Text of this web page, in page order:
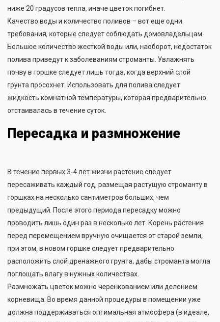
ниже 20 градусов тепла, иначе цветок погибнет.
Качество воды и количество поливов – вот еще одни
требования, которые следует соблюдать домовладельцам.
Большое количество жесткой воды или, наоборот, недостаток
полива приведут к заболеваниям строманты. Увлажнять
почву в горшке следует лишь тогда, когда верхний слой
грунта просохнет. Использовать для полива следует
жидкость комнатной температуры, которая предварительно
отстаивалась в течение суток.
Пересадка и размножение
В течение первых 3-4 лет жизни растение следует
пересаживать каждый год, размещая растущую строманту в
горшках на несколько сантиметров больших, чем
предыдущий. После этого периода пересадку можно
проводить лишь один раз в несколько лет. Корень растения
перед перемещением вручную очищается от старой земли,
при этом, в новом горшке следует предварительно
расположить слой дренажного грунта, дабы строманта могла
поглощать влагу в нужных количествах.
Размножать цветок можно черенкованием или делением
корневища. Во время данной процедуры в помещении уже
должна поддерживаться оптимальная атмосфера (в идеале,